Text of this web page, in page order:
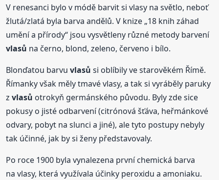
V renesanci bylo v módě barvit si vlasy na světlo, neboť
žlutá/zlatá byla barva andělů. V knize „18 knih záhad
umění a přírody“ jsou vysvětleny různé metody barvení
vlasů na černo, blond, zeleno, červeno i bílo.
Blonďatou barvuvlasů si oblíbily ve starověkém Římě.
Římanky však měly tmavé vlasy, a tak si vyráběly paruky
zvlasů otrokyň germánského původu. Byly zde sice
pokusy o jisté odbarvení (citrónová šťáva, heřmánkové
odvary, pobyt na slunci a jiné), ale tyto postupy nebyly
tak účinné, jak by si ženy představovaly.
Po roce 1900 byla vynalezena první chemická barva
na vlasy, která využívala účinky peroxidu a amoniaku.